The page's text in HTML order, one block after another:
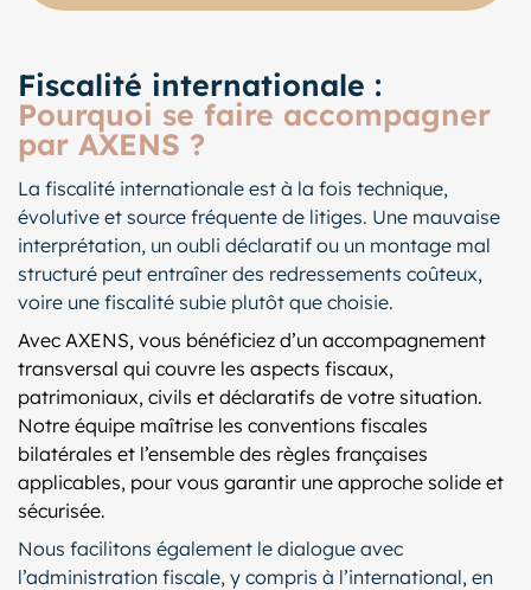
Fiscalité internationale :
Pourquoi se faire accompagner
par AXENS ?
La fiscalité internationale est à la fois technique,
évolutive et source fréquente de litiges. Une mauvaise
interprétation, un oubli déclaratif ou un montage mal
structuré peut entraîner des redressements coûteux,
voire une fiscalité subie plutôt que choisie.
Avec AXENS, vous bénéficiez d’un accompagnement
transversal qui couvre les aspects fiscaux,
patrimoniaux, civils et déclaratifs de votre situation.
Notre équipe maîtrise les conventions fiscales
bilatérales et l’ensemble des règles françaises
applicables, pour vous garantir une approche solide et
sécurisée.
Nous facilitons également le dialogue avec
l’administration fiscale, y compris à l’international, en